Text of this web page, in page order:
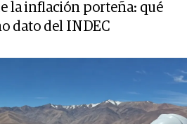
la inflación porteña: qué
dato del INDEC